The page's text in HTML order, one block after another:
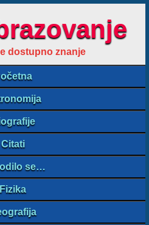
dostupno znanje
Citati
se…
Fizika